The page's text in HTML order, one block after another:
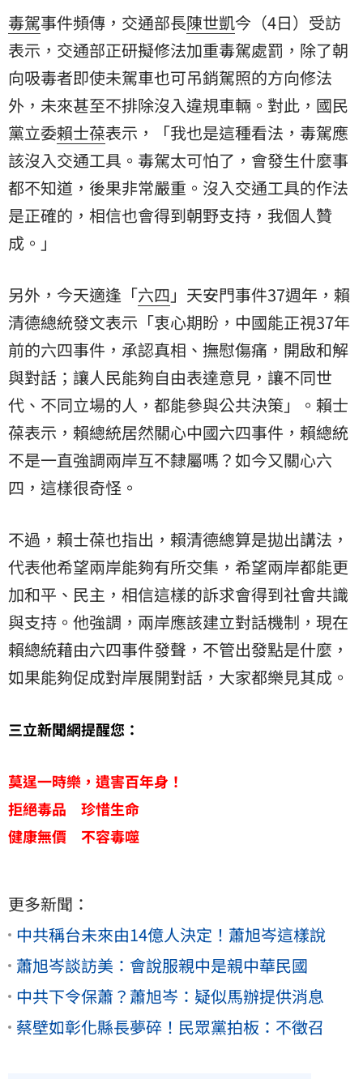
毒駕事件頻傳，交通部長陳世凱今（4日）受訪
表示，交通部正研擬修法加重毒駕處罰，除了朝
向吸毒者即使未駕車也可吊銷駕照的方向修法
外，未來甚至不排除沒入違規車輛。對此，國民
黨立委賴士葆表示，「我也是這種看法，毒駕應
該沒入交通工具。毒駕太可怕了，會發生什麼事
都不知道，後果非常嚴重。沒入交通工具的作法
是正確的，相信也會得到朝野支持，我個人贊
成。」
另外，今天適逢「六四 」天安門事件37週年， 賴
清德總統發文表示「衷心期盼，中國能正視37年
前的六四事件，承認真相、撫慰傷痛，開啟和解
與對話；讓人民能夠自由表達意見，讓不同世
代、不同立場的人，都能參與公共決策」。賴士
葆表示，賴總統居然關心中國六四事件，賴總統
不是一直強調兩岸互不隸屬嗎？如今又關心六
四，這樣很奇怪。
不過，賴士葆也指出，賴清德總算是拋出講法，
代表他希望兩岸能夠有所交集，希望兩岸都能更
加和平、民主，相信這樣的訴求會得到社會共識
與支持。他強調，兩岸應該建立對話機制，現在
賴總統藉由六四事件發聲，不管出發點是什麼，
如果能夠促成對岸展開對話，大家都樂見其成。
三立新聞網提醒您：
莫逞一時樂，遺害百年身！
拒絕毒品 珍惜生命
健康無價 不容毒噬
更多新聞：
中共稱台未來由14億人決定！蕭旭岑這樣說
蕭旭岑談訪美：會說服親中是親中華民國
中共下令保蕭？蕭旭岑：疑似馬辦提供消息
蔡壁如彰化縣長夢碎！民眾黨拍板：不徵召